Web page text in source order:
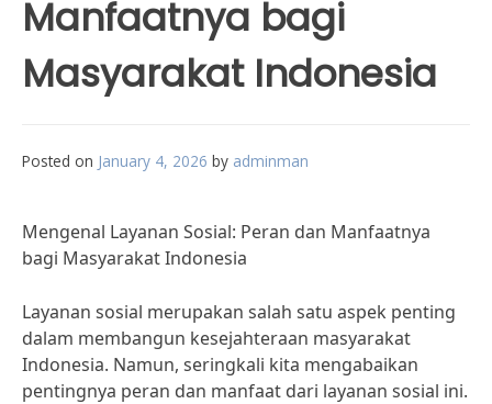
Manfaatnya bagi
Masyarakat Indonesia
Posted on January 4, 2026 by adminman
Mengenal Layanan Sosial: Peran dan Manfaatnya
bagi Masyarakat Indonesia
Layanan sosial merupakan salah satu aspek penting
dalam membangun kesejahteraan masyarakat
Indonesia. Namun, seringkali kita mengabaikan
pentingnya peran dan manfaat dari layanan sosial ini.